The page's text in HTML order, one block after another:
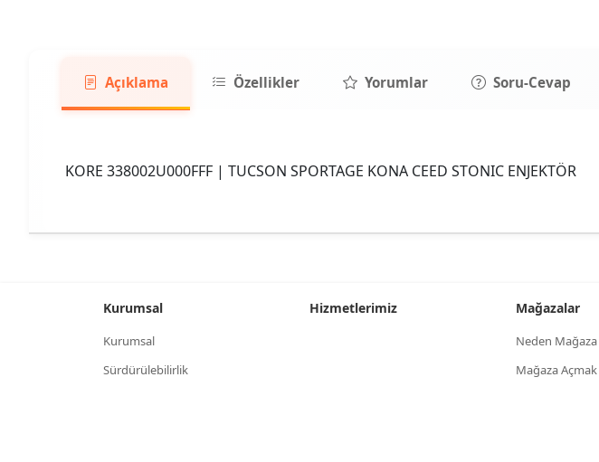
Açıklama Özellikler Yorumlar Soru-Cevap
KORE 338002U000FFF | TUCSON SPORTAGE KONA CEED STONIC ENJEKTÖR
Kurumsal
Kurumsal
Sürdürülebilirlik
Hizmetlerimiz Mağazalar
Neden Mağaza
Mağaza